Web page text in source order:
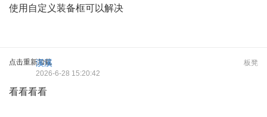
使用自定义装备框可以解决
点击重新加载 板凳
溪溪
2026-6-28 15:20:42
看看看看